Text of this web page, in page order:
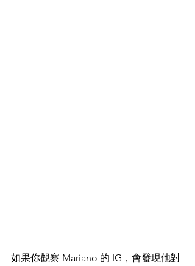
如果你觀察 Mariano 的 IG，會發現他對